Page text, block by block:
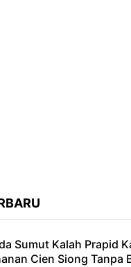
Sumut Kalah Prapid
Cien Siong Tanpa